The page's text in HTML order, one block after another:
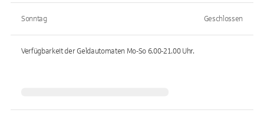
Sonntag Geschlossen
Verfügbarkeit der Geldautomaten Mo-So 6.00-21.00Uhr.